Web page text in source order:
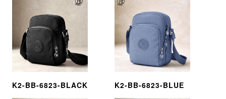
K2-BB-6823-BLACK K2-BB-6823-BLUE